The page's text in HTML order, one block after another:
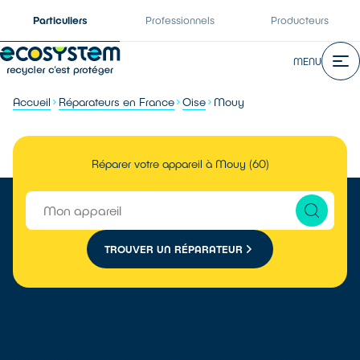
Particuliers Professionnels Producteurs
MENU
Accueil Réparateurs en France Oise Mouy
Réparer votre appareil à Mouy (60)
TROUVER UN RÉPARATEUR